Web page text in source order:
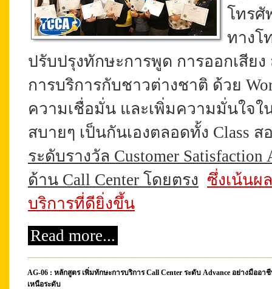
โทรศั
ทางโ
ปรับปรุงทักษะการพูด การออกเสีย
การบริการกับชาวต่างชาติ ด้วย
ความเชื่อมั่น และเพิ่มความมั่นใจ
สบายๆ เป็นกันเองตลอดทั้ง Class ส
ระดับรางวัล Customer
ด้าน Call Center โดยตรง ซึ่งเน้น
บริการที่ดียิ่งขึ้น
Read more...
AG-06 : หลักสูตร เพิ่มทักษะการบริการ Call Center ระดับ Advance อย่างมืออา
เหนือระดับ